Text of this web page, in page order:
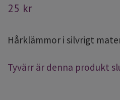
25 kr
Hårklämmor i silvrigt
Tyvärr är denna produkt